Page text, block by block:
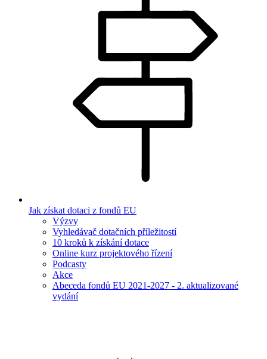
Jak získat dotaci z fondů EU
Výzvy
Vyhledávač dotačních příležitostí
10 kroků k získání dotace
Online kurz projektového řízení
Podcasty
Akce
Abeceda fondů EU 2021-2027 - 2. aktualizované
vydání